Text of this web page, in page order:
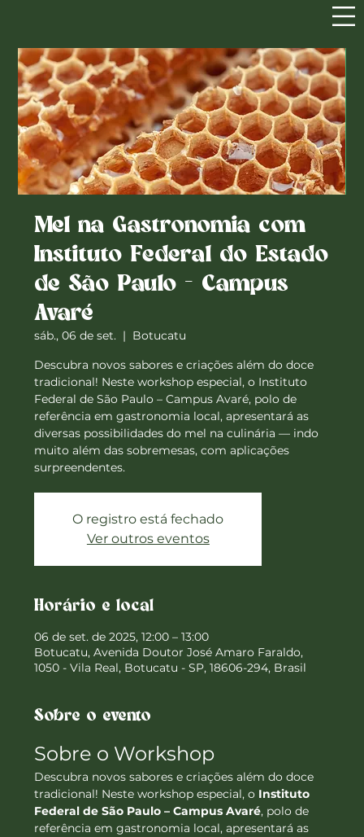
Mel na Gastronomia com
Instituto Federal do Estado
de São Paulo - Campus
Avaré
sáb., 06 de set.
  |
Botucatu
Descubra novos sabores e criações além do doce
tradicional! Neste workshop especial, o Instituto
Federal de São Paulo – Campus Avaré, polo de
referência em gastronomia local, apresentará as
diversas possibilidades do mel na culinária — indo
muito além das sobremesas, com aplicações
surpreendentes.
O registro está fechado
Ver outros eventos
Horário e local
06 de set. de 2025, 12:00 – 13:00
Botucatu, Avenida Doutor José Amaro Faraldo,
1050 - Vila Real, Botucatu - SP, 18606-294, Brasil
Sobre o evento
Sobre o Workshop
Descubra novos sabores e criações além do doce
tradicional! Neste workshop especial, o Instituto
Federal de São Paulo – Campus Avaré, polo de
referência em gastronomia local, apresentará as